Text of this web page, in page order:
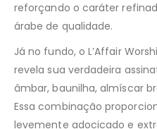
reforçando o caráter
árabe de qualidade.
Já no fundo, o L’Affair
revela sua verdadeira
âmbar, baunilha, almíscar
Essa combinação
levemente adocicado e